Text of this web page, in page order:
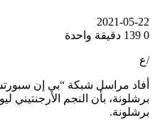
2021-05-22
0
دقيقة واحدة
/ع
أفاد مراسل شبكة “بي إن
برشلونة، بأن النجم الأرجنتيني
برشلونة.